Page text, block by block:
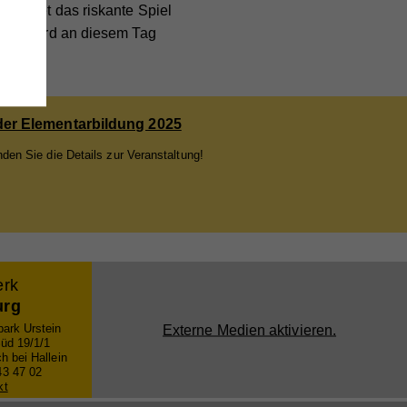
das riskante Spiel
wird an diesem Tag
Elementarbildung 2025
Sie die Details zur Veranstaltung!
Urstein
19/1/1
bei Hallein
47 02
Externe Medien aktivieren.